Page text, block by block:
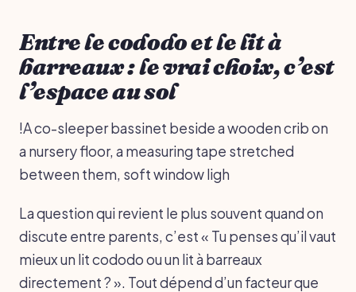
Entre le cododo et le lit à
barreaux : le vrai choix, c’est
l’espace au sol
!A co-sleeper bassinet beside a wooden crib on
a nursery floor, a measuring tape stretched
between them, soft window ligh
La question qui revient le plus souvent quand on
discute entre parents, c’est « Tu penses qu’il vaut
mieux un lit cododo ou un lit à barreaux
directement ? ». Tout dépend d’un facteur que